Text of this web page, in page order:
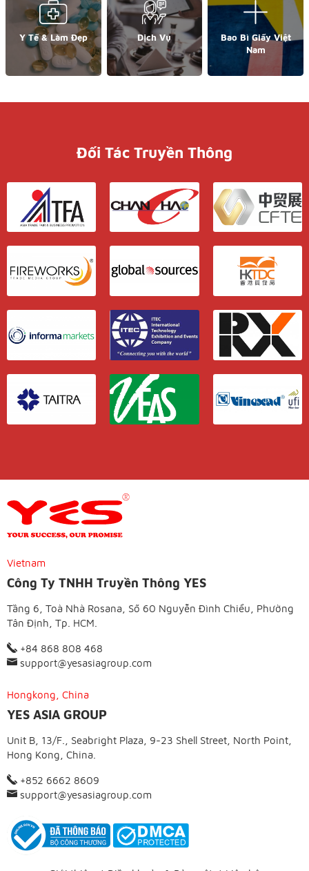
Y Tế & Làm Đẹp Dịch Vụ
Bao Bì Giấy Việt
Nam
Đối Tác Truyền Thông
Vietnam
Công Ty TNHH Truyền Thông YES
Tầng 6, Toà Nhà Rosana, Số 60 Nguyễn Đình Chiểu, Phường
Tân Định, Tp. HCM.
+84 868 808 468
support@yesasiagroup.com
Hongkong, China
YES ASIA GROUP
Unit B, 13/F., Seabright Plaza, 9-23 Shell Street, North Point,
Hong Kong, China.
+852 6662 8609
support@yesasiagroup.com